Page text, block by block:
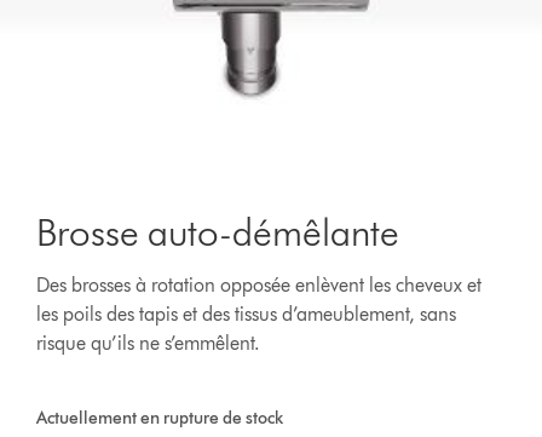
Brosse auto-démêlante
Des brosses à rotation opposée enlèvent les cheveux et
les poils des tapis et des tissus d’ameublement, sans
risque qu’ils ne s’emmêlent.
Actuellement en rupture de stock